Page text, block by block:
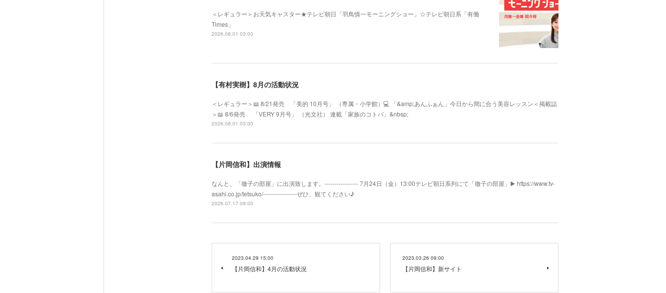
＜レギュラー＞お天気キャスター★テレビ朝日「羽鳥慎一モーニングショー」☆テレビ朝日系「有働
Times」
2026.08.01 03:00
【有村実樹】8月の活動状況
＜レギュラー＞📖 8/21発売 「美的 10月号」 （専属・小学館）💻 「&amp;あんふぁん」今日から間に合う美容レッスン＜掲載誌
＞📖 8/6発売 「VERY 9月号」 （光文社） 連載「家族のコトバ」&nbsp;
2026.08.01 03:00
【片岡信和】出演情報
なんと、「徹子の部屋」に出演致します。----------------- 7月24日（金）13:00テレビ朝日系列にて「徹子の部屋」▶️ https://www.tv-
asahi.co.jp/tetsuko/-----------------ぜひ、観てください♪
2026.07.17 09:00
2023.04.29 15:00
【片岡信和】4月の活動状況
2023.03.26 09:00
【片岡信和】新サイト